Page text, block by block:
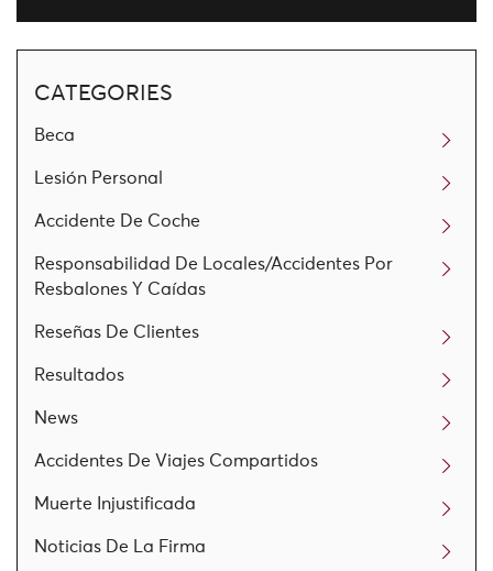
CATEGORIES
Beca
Lesión Personal
Accidente De Coche
Responsabilidad De Locales/Accidentes Por
Resbalones Y Caídas
Reseñas De Clientes
Resultados
News
Accidentes De Viajes Compartidos
Muerte Injustificada
Noticias De La Firma